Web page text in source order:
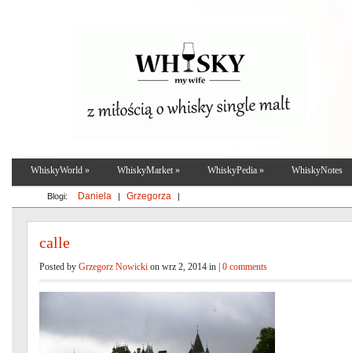
Blogi: Daniela | Grzegorza |
WhiskyWorld » WhiskyMarket » WhiskyPedia » WhiskyNotes
calle
Posted by Grzegorz Nowicki on wrz 2, 2014 in | 0 comments